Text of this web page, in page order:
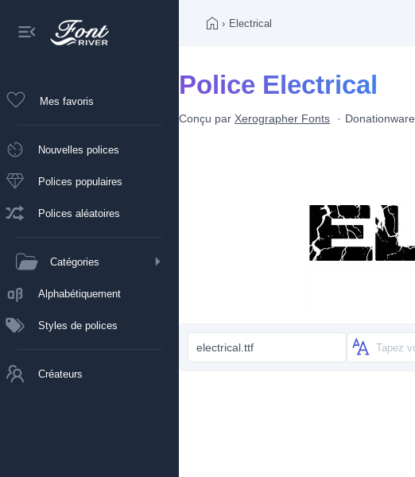
Mes favoris
Nouvelles polices
Polices populaires
Polices aléatoires
Catégories
Alphabétiquement
Styles de polices
Créateurs
› Electrical
Police Electrical
Conçu par Xerographer Fonts Donationware
electrical.ttf